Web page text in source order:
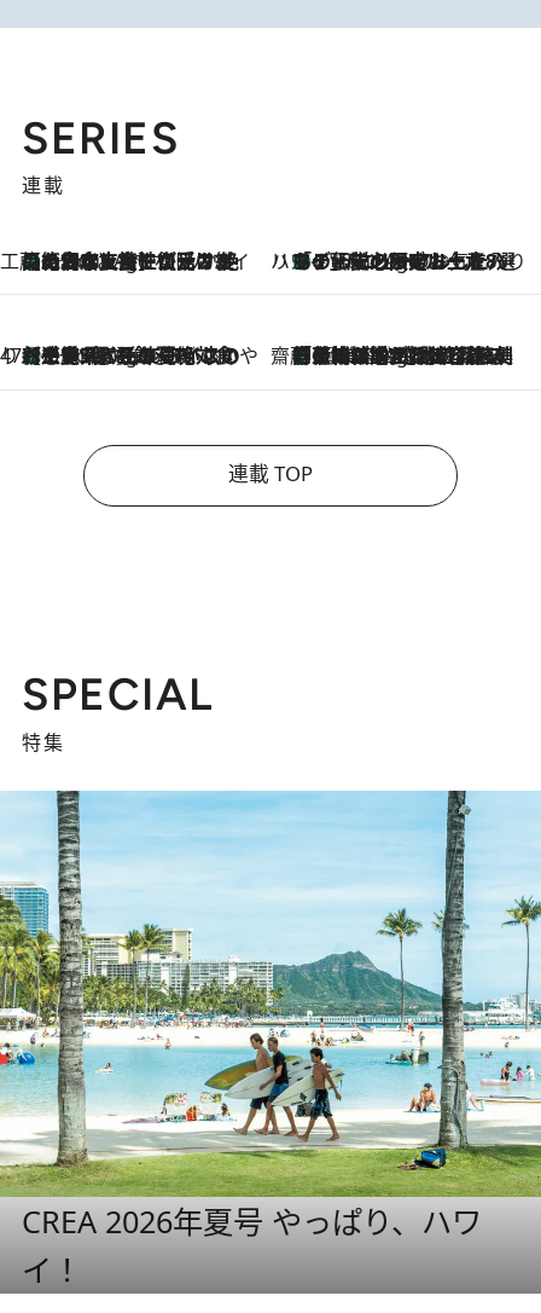
SERIES
連載
工藤まやのおもてなしハワイ
1 Hour Ago
【ハワイ土産】ローカルの絶大な支持で復活！ 絶品の幻クッキー《元ファンの日本人女性が受け継いだ名店》 ハワイ賢者 リサのお気に入りリスト1 Hour Ago
あの伝説の限定トートも！ リニューアルした「ディーン＆デルーカ ハワイ」で必須のお土産8選
47都道府県の手みやげ ひんやりスイーツで夏を満喫
1 Hour Ago
【三重県】この夏絶対食べたい 冷やしておいしいおやつ3選 お餅×アイスの新感覚スイーツ 齋藤 薫 美容脳ルネサンス
1 Hour Ago
「荷物が増えるほど旅ストレスは増す」美容ジャーナリストがたどり着いた最終結論。“化粧品を劇的に減らす”感動の凝縮美容とは
連載 TOP
SPECIAL
特集
CREA 2026年夏号 やっぱり、ハワ
イ！